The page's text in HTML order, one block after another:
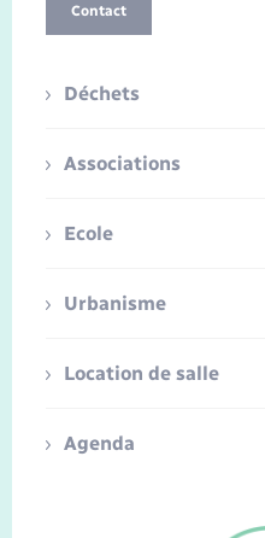
Contact
Déchets
Associations
Ecole
Urbanisme
Location de salle
Agenda